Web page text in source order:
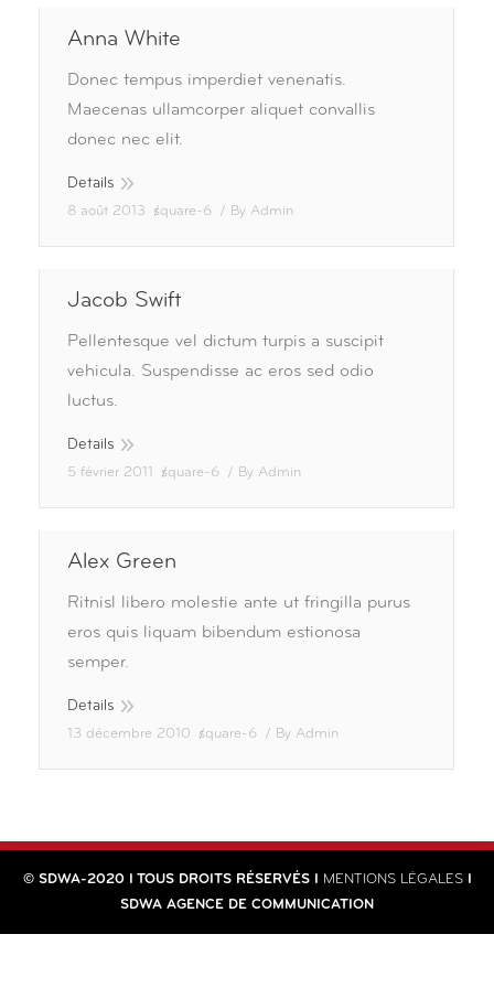
Anna White
Donec tempus imperdiet venenatis.
Maecenas ullamcorper aliquet convallis
donec nec elit.
Details
8 août 2013 square-6 By Admin
Jacob Swift
Pellentesque vel dictum turpis a suscipit
vehicula. Suspendisse ac eros sed odio
luctus.
Details
5 février 2011 square-6 By Admin
Alex Green
Ritnisl libero molestie ante ut fringilla purus
eros quis liquam bibendum estionosa
semper.
Details
13 décembre 2010 square-6 By Admin
© SDWA-2020 I TOUS DROITS RÉSERVÉS I MENTIONS LÉGALESI
SDWA AGENCE DE COMMUNICATION